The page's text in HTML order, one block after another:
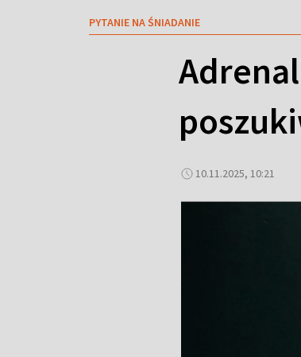
PYTANIE NA ŚNIADANIE
10.11.2025, 10:21